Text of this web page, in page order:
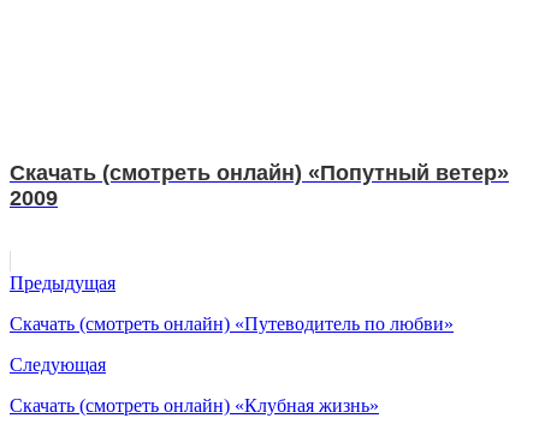
Скачать (смотреть онлайн) «Попутный ветер»
2009
Предыдущая
Скачать (смотреть онлайн) «Путеводитель по любви»
Следующая
Скачать (смотреть онлайн) «Клубная жизнь»